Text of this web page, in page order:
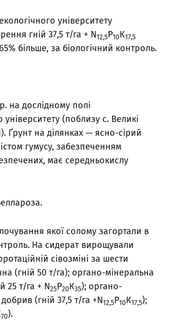
університету
гній 37,5 т/га + N12,5Р10К17,5
більше, за біологічний контроль.
на дослідному полі
(поблизу с. Великі
Ґрунт на ділянках — ясно-сірий
гумусу, забезпеченням
має середньокислу
якої солому загортали в
На сидерат вирощували
сівозміні за шести
(гній 50 т/га); органо-мінеральна
25 т/га + N25Р20К35); органо-
(гній 37,5 т/га +N12,5Р10К17,5);
70).